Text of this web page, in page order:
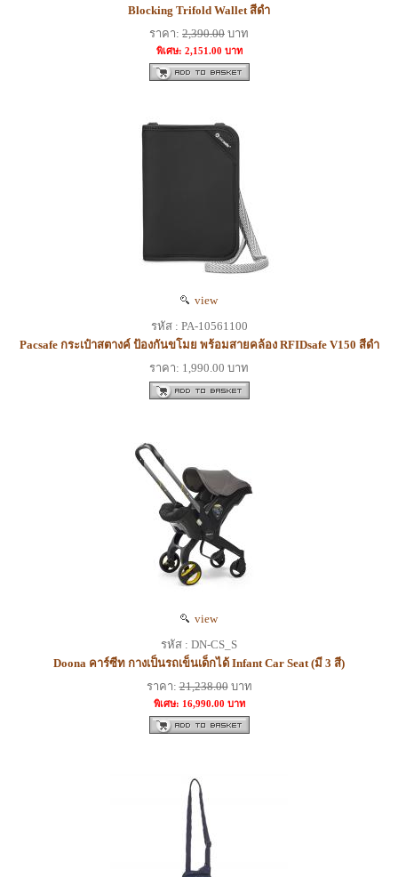
Blocking Trifold Wallet สีดำ
ราคา: 2,390.00 บาท
พิเศษ: 2,151.00 บาท
view
รหัส : PA-10561100
Pacsafe กระเป๋าสตางค์ ป้องกันขโมย พร้อมสายคล้อง RFIDsafe V150 สีดำ
ราคา: 1,990.00 บาท
view
รหัส : DN-CS_S
Doona คาร์ซีท กางเป็นรถเข็นเด็กได้ Infant Car Seat (มี 3 สี)
ราคา:21,238.00บาท
พิเศษ: 16,990.00 บาท